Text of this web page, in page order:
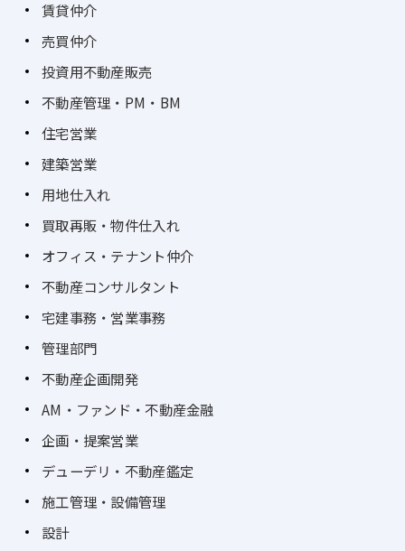
賃貸仲介
売買仲介
投資用不動産販売
不動産管理・PM・BM
住宅営業
建築営業
用地仕入れ
買取再販・物件仕入れ
オフィス・テナント仲介
不動産コンサルタント
宅建事務・営業事務
管理部門
不動産企画開発
AM・ファンド・不動産金融
企画・提案営業
デューデリ・不動産鑑定
施工管理・設備管理
設計